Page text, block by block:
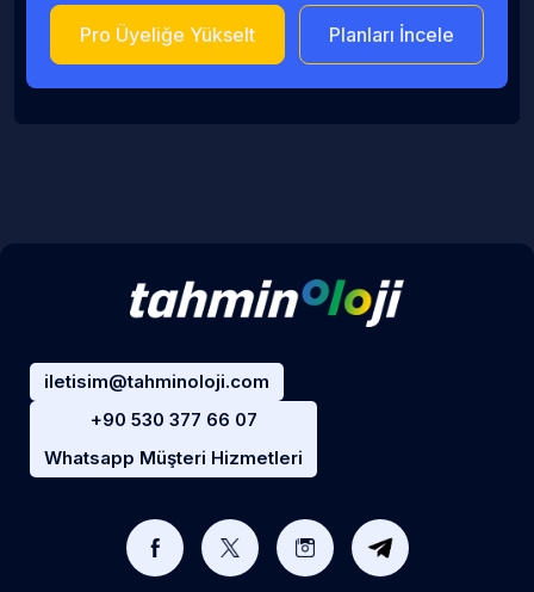
Pro Üyeliğe Yükselt Planları İncele
iletisim@tahminoloji.com
+90 530 377 66 07
Whatsapp Müşteri Hizmetleri